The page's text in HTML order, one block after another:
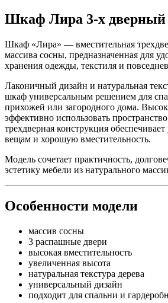
Шкаф Лира 3-х дверный
Шкаф «Лира» — вместительная
массива сосны, предназначенная для
хранения одежды, текстиля и
Лаконичный дизайн и натуральная
шкаф универсальным решением для
прихожей или загородного дома.
эффективно использовать
трехдверная конструкция
вещам и хорошую вместительность.
Модель сочетает практичность,
эстетику мебели из натурального
Особенности модели
массив сосны
3 распашные двери
высокая вместительность
увеличенная высота
натуральная текстура дерева
универсальный дизайн
подходит для спальни и